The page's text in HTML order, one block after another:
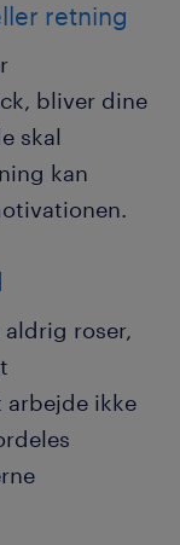
retning
bliver dine
skal
kan
aldrig roser,
arbejde ikke